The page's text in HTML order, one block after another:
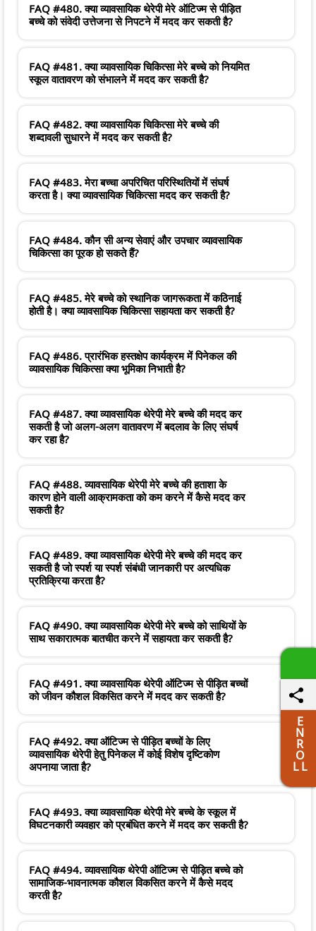
FAQ #480. क्या व्यावसायिक थेरेपी मेरे ऑटिज्म से पीड़ित
बच्चे को संवेदी उत्तेजना से निपटने में मदद कर सकती है?
FAQ #481. क्या व्यावसायिक चिकित्सा मेरे बच्चे को नियमित
स्कूल वातावरण को संभालने में मदद कर सकती है?
FAQ #482. क्या व्यावसायिक चिकित्सा मेरे बच्चे की
शब्दावली सुधारने में मदद कर सकती है?
FAQ #483. मेरा बच्चा अपरिचित परिस्थितियों में संघर्ष
करता है। क्या व्यावसायिक चिकित्सा मदद कर सकती है?
FAQ #484. कौन सी अन्य सेवाएं और उपचार व्यावसायिक
चिकित्सा का पूरक हो सकते हैं?
FAQ #485. मेरे बच्चे को स्थानिक जागरूकता में कठिनाई
होती है। क्या व्यावसायिक चिकित्सा सहायता कर सकती है?
FAQ #486. प्रारंभिक हस्तक्षेप कार्यक्रम में पिनेकल की
व्यावसायिक चिकित्सा क्या भूमिका निभाती है?
FAQ #487. क्या व्यावसायिक थेरेपी मेरे बच्चे की मदद कर
सकती है जो अलग-अलग वातावरण में बदलाव के लिए संघर्ष
कर रहा है?
FAQ #488. व्यावसायिक थेरेपी मेरे बच्चे की हताशा के
कारण होने वाली आक्रामकता को कम करने में कैसे मदद कर
सकती है?
FAQ #489. क्या व्यावसायिक थेरेपी मेरे बच्चे की मदद कर
सकती है जो स्पर्श या स्पर्श संबंधी जानकारी पर अत्यधिक
प्रतिक्रिया करता है?
FAQ #490. क्या व्यावसायिक थेरेपी मेरे बच्चे को साथियों के
साथ सकारात्मक बातचीत करने में सहायता कर सकती है?
FAQ #491. क्या व्यावसायिक थेरेपी ऑटिज्म से पीड़ित बच्चों
को जीवन कौशल विकसित करने में मदद कर सकती है?
FAQ #492. क्या ऑटिज्म से पीड़ित बच्चों के लिए
व्यावसायिक थेरेपी हेतु पिनेकल में कोई विशेष दृष्टिकोण
अपनाया जाता है?
FAQ #493. क्या व्यावसायिक थेरेपी मेरे बच्चे के स्कूल में
विघटनकारी व्यवहार को प्रबंधित करने में मदद कर सकती है?
FAQ #494. व्यावसायिक थेरेपी ऑटिज्म से पीड़ित बच्चे को
सामाजिक-भावनात्मक कौशल विकसित करने में कैसे मदद
करती है?
E
N
R
O
L L